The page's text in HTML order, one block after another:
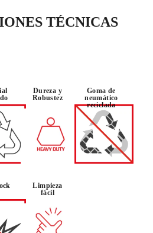
TÉCNICAS
Dureza y
Robustez
Goma de
neumático
reciclada
Limpieza
fácil